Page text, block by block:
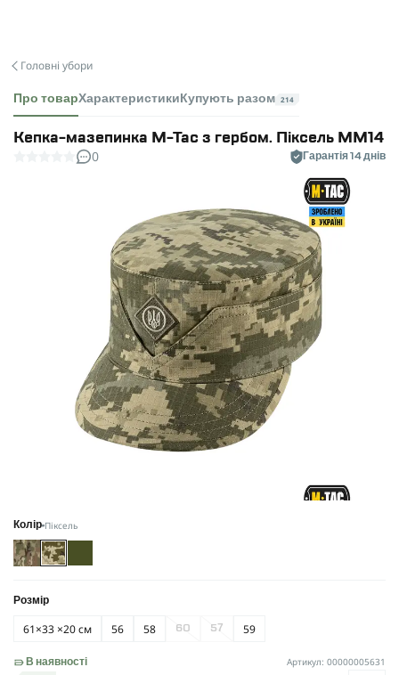
Головні убори
Про товарХарактеристики Купують разом 214
Кепка-мазепинка M-Tac з гербом. Піксель MM14
0 Гарантія 14 днів
Колір Піксель
Розмір
61×33 ×20 см 56 58 60 57 59
В наявності
Артикул: 00000005631